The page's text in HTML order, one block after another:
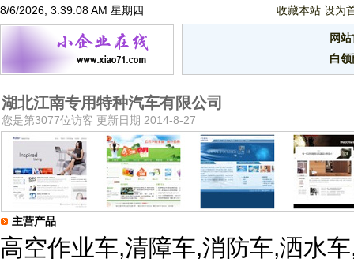
8/6/2026, 3:39:08 AM 星期四 收藏本站 设为
网
白
湖北江南专用特种汽车有限公司
您是第3077位访客 更新日期 2014-8-27
主营产品
高空作业车,清障车,消防车,洒水车,